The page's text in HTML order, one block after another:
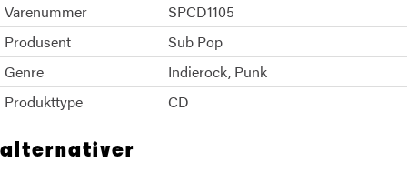
Varenummer
SPCD1105
Produsent
Sub Pop
Genre
Indierock Punk
Produkttype
CD
alternativer